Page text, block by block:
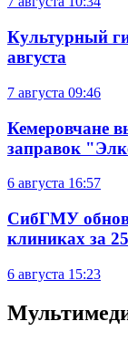
Культурный
августа
7 августа 09:46
Кемеровчане
заправок
6 августа 16:57
СибГМУ
клиниках за
6 августа 15:23